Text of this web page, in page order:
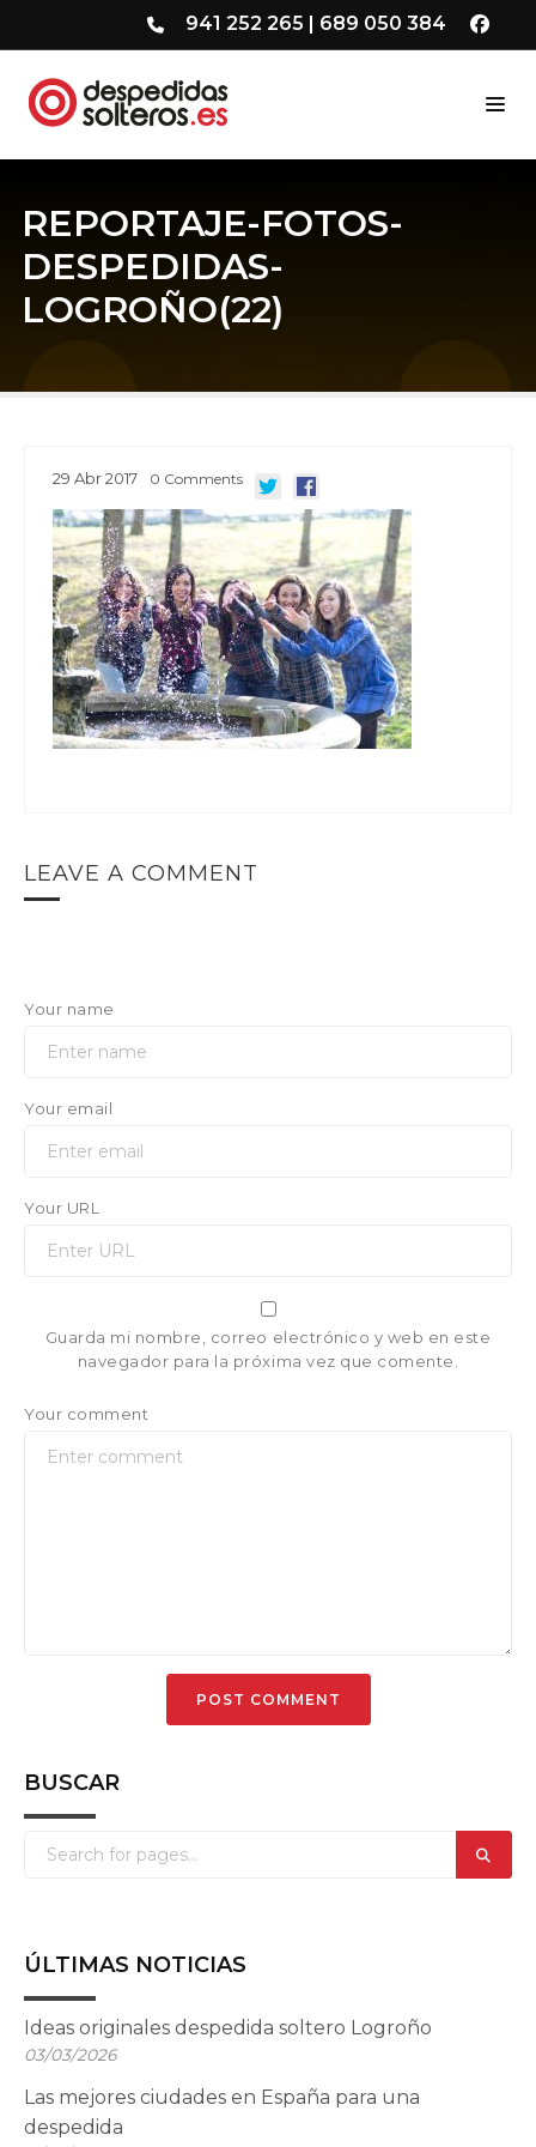
941 252 265 | 689 050 384
REPORTAJE-FOTOS-
DESPEDIDAS-
LOGROÑO(22)
29 Abr2017 0 Comments
LEAVE A COMMENT
Your name
Your email
Your URL
Guarda mi nombre, correo electrónico y web en este
navegador para la próxima vez que comente.
Your comment
BUSCAR
ÚLTIMAS NOTICIAS
Ideas originales despedida soltero Logroño
03/03/2026
Las mejores ciudades en España para una
despedida